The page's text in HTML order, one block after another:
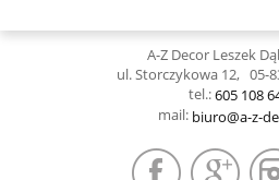
A-Z Decor Leszek
ul. Storczykowa 12, 05-
tel.:605 108
mail: biuro@a-z-